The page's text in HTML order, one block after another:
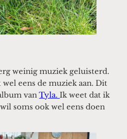
weinig muziek geluisterd.
wel eens de muziek aan. Dit
vanTyla.Ik weet dat ik
soms ook wel eens doen